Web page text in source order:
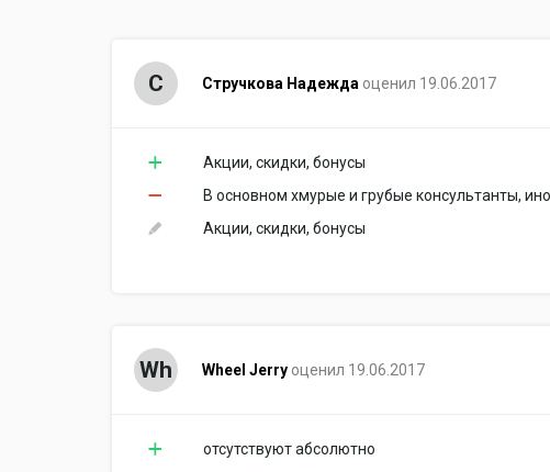
С Стручкова Надежда оценил 19.06.2017
Акции, скидки, бонусы
В основном хмурые и грубые консультанты,
Акции, скидки, бонусы
Wh Wheel Jerry оценил 19.06.2017
отсутствуют абсолютно